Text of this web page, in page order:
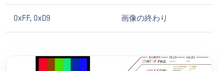
0xFF, 0xD9 画像の終わり